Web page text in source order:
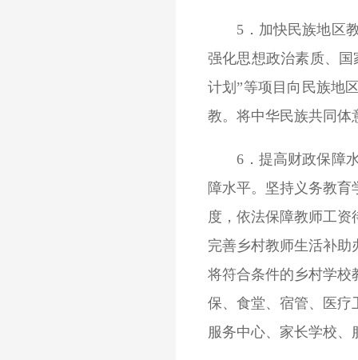
5．加快民族地区教
强化思想政治素质、
计划”等项目向民族地
教。将中华民族共同体
6．提高财政保障水
障水平。坚持义务教
度，依法保障教师工
完善乡村教师生活补
将符合条件的乡村学校
保、食堂、宿管、医疗
服务中心、家长学校